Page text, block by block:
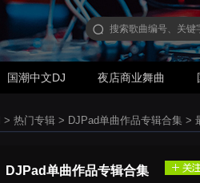
国潮中文DJ 夜店商业舞曲
> 热门专辑 > DJPad单曲作品专辑合集 >
DJPad单曲作品专辑合集